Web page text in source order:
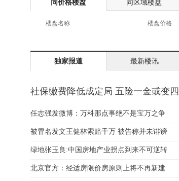
周先生:138****8967
林女士:136****3668
魏女士:138****0324
蔡女士:138****2322
魏女士:183****9105
吴小姐:139****6438
钱先生:139****7316
黄先生:138****7263
同价格楼盘 同区域楼盘
楼盘名称 楼盘价格
独家报道 最新楼讯
社保缴费降低成定局 五险一金或变四
任志强发微博：万科那点事绝不是宝万之争
被冒名发文王健林索赔千万 被告称并未诽谤
绿地张玉良:中国房地产业拐点到来不可逆转
北京官方：经适房限价房原则上将不再新建